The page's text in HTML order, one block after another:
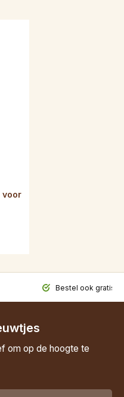
voor
Bestel ook gratis
om op de hoogte te